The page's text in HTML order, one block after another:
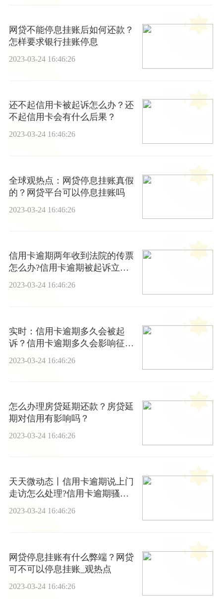
网贷不能停息挂账后如何还款？
怎样要求银行挂账停息
2023-03-24 16:46:26
还不起信用卡被起诉怎么办？还
不起信用卡会有什么后果？
2023-03-24 16:46:26
全球观热点：网贷停息挂账真假
的？网贷平台可以停息挂账吗
2023-03-24 16:46:26
信用卡逾期两年收到法院的传票
怎么办?信用卡逾期被起诉立案
后怎么解决?_今日热搜
2023-03-24 16:46:26
实时：信用卡逾期多久会被起
诉？信用卡逾期多久会影响征
2023-03-24 16:46:26
怎么办理房贷延期还款？房贷延
期对信用有影响吗？
2023-03-24 16:46:26
天天微动态丨信用卡逾期说上门
走访怎么处理?信用卡逾期骚扰
家人怎么办?
2023-03-24 16:46:26
网贷停息挂账有什么弊端？网贷
可不可以停息挂账_观热点
2023-03-24 16:46:26